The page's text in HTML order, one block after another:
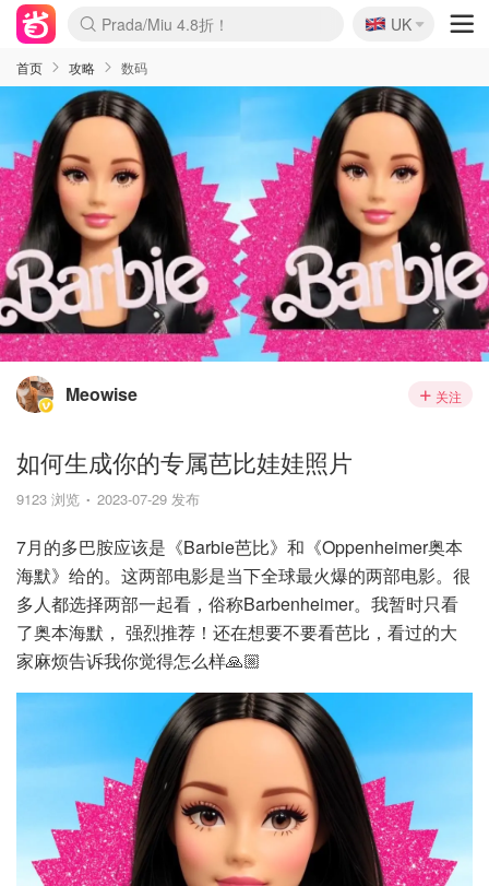
麦卢卡蜂蜜夏促！个位数！
Prada/Miu 4.8折！
啥？必胜客披萨5折！
🇬🇧
UK
首页 攻略 数码
Meowise 关注
如何生成你的专属芭比娃娃照片
9123 浏览 2023-07-29 发布
7月的多巴胺应该是《Barbie芭比》和《Oppenheimer奥本
海默》给的。这两部电影是当下全球最火爆的两部电影。很
多人都选择两部一起看，俗称Barbenheimer。我暂时只看
了奥本海默， 强烈推荐！还在想要不要看芭比，看过的大
家麻烦告诉我你觉得怎么样🙏🏼